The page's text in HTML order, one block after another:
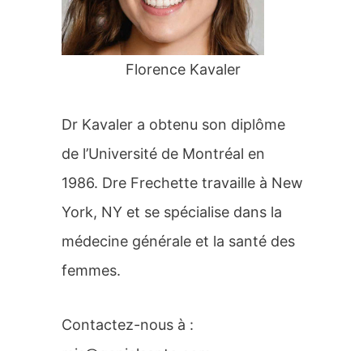
:
Florence Kavaler
Dr Kavaler a obtenu son diplôme
de l’Université de Montréal en
1986. Dre Frechette travaille à New
York, NY et se spécialise dans la
médecine générale et la santé des
femmes.
Contactez-nous à :